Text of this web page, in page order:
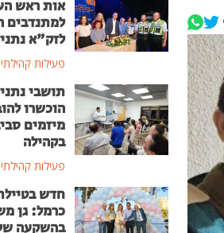
אות ראש
למתנדבים
לזק"א
פעילות
תושבי
הוכשרו
מיזמים
בקהילה
פעילות
חדש
כרמל: גן